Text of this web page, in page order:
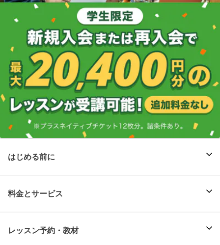
はじめる前に
料金とサービス
レッスン予約・教材